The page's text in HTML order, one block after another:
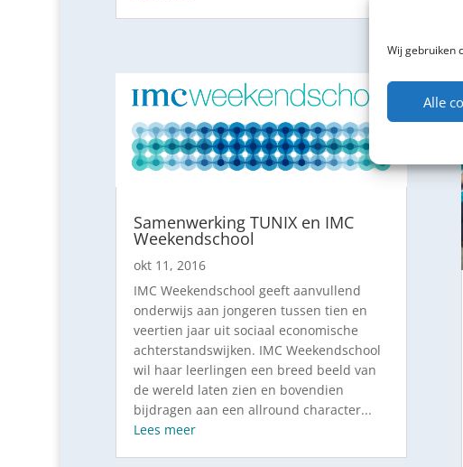
Wij gebruiken
Alle
Samenwerking TUNIX en IMC
Weekendschool
okt 11, 2016
IMC Weekendschool geeft aanvullend
onderwijs aan jongeren tussen tien en
veertien jaar uit sociaal economische
achterstandswijken. IMC Weekendschool
wil haar leerlingen een breed beeld van
de wereld laten zien en bovendien
bijdragen aan een allround character...
Lees meer